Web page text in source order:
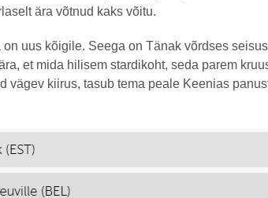
ära võtnud kaks võitu.
uus kõigile. Seega on Tänak võrdses
et mida hilisem stardikoht, seda parem
vägev kiirus, tasub tema peale Keenias